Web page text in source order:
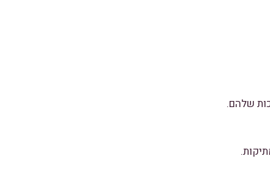
שלהם.